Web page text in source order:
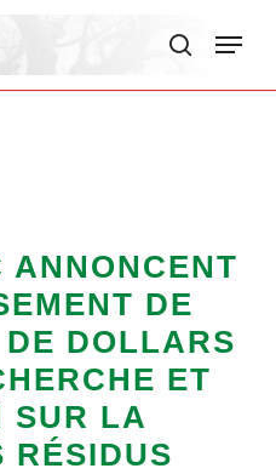
Menu
DE
DOLLARS
ET
SUR LA
RÉSIDUS